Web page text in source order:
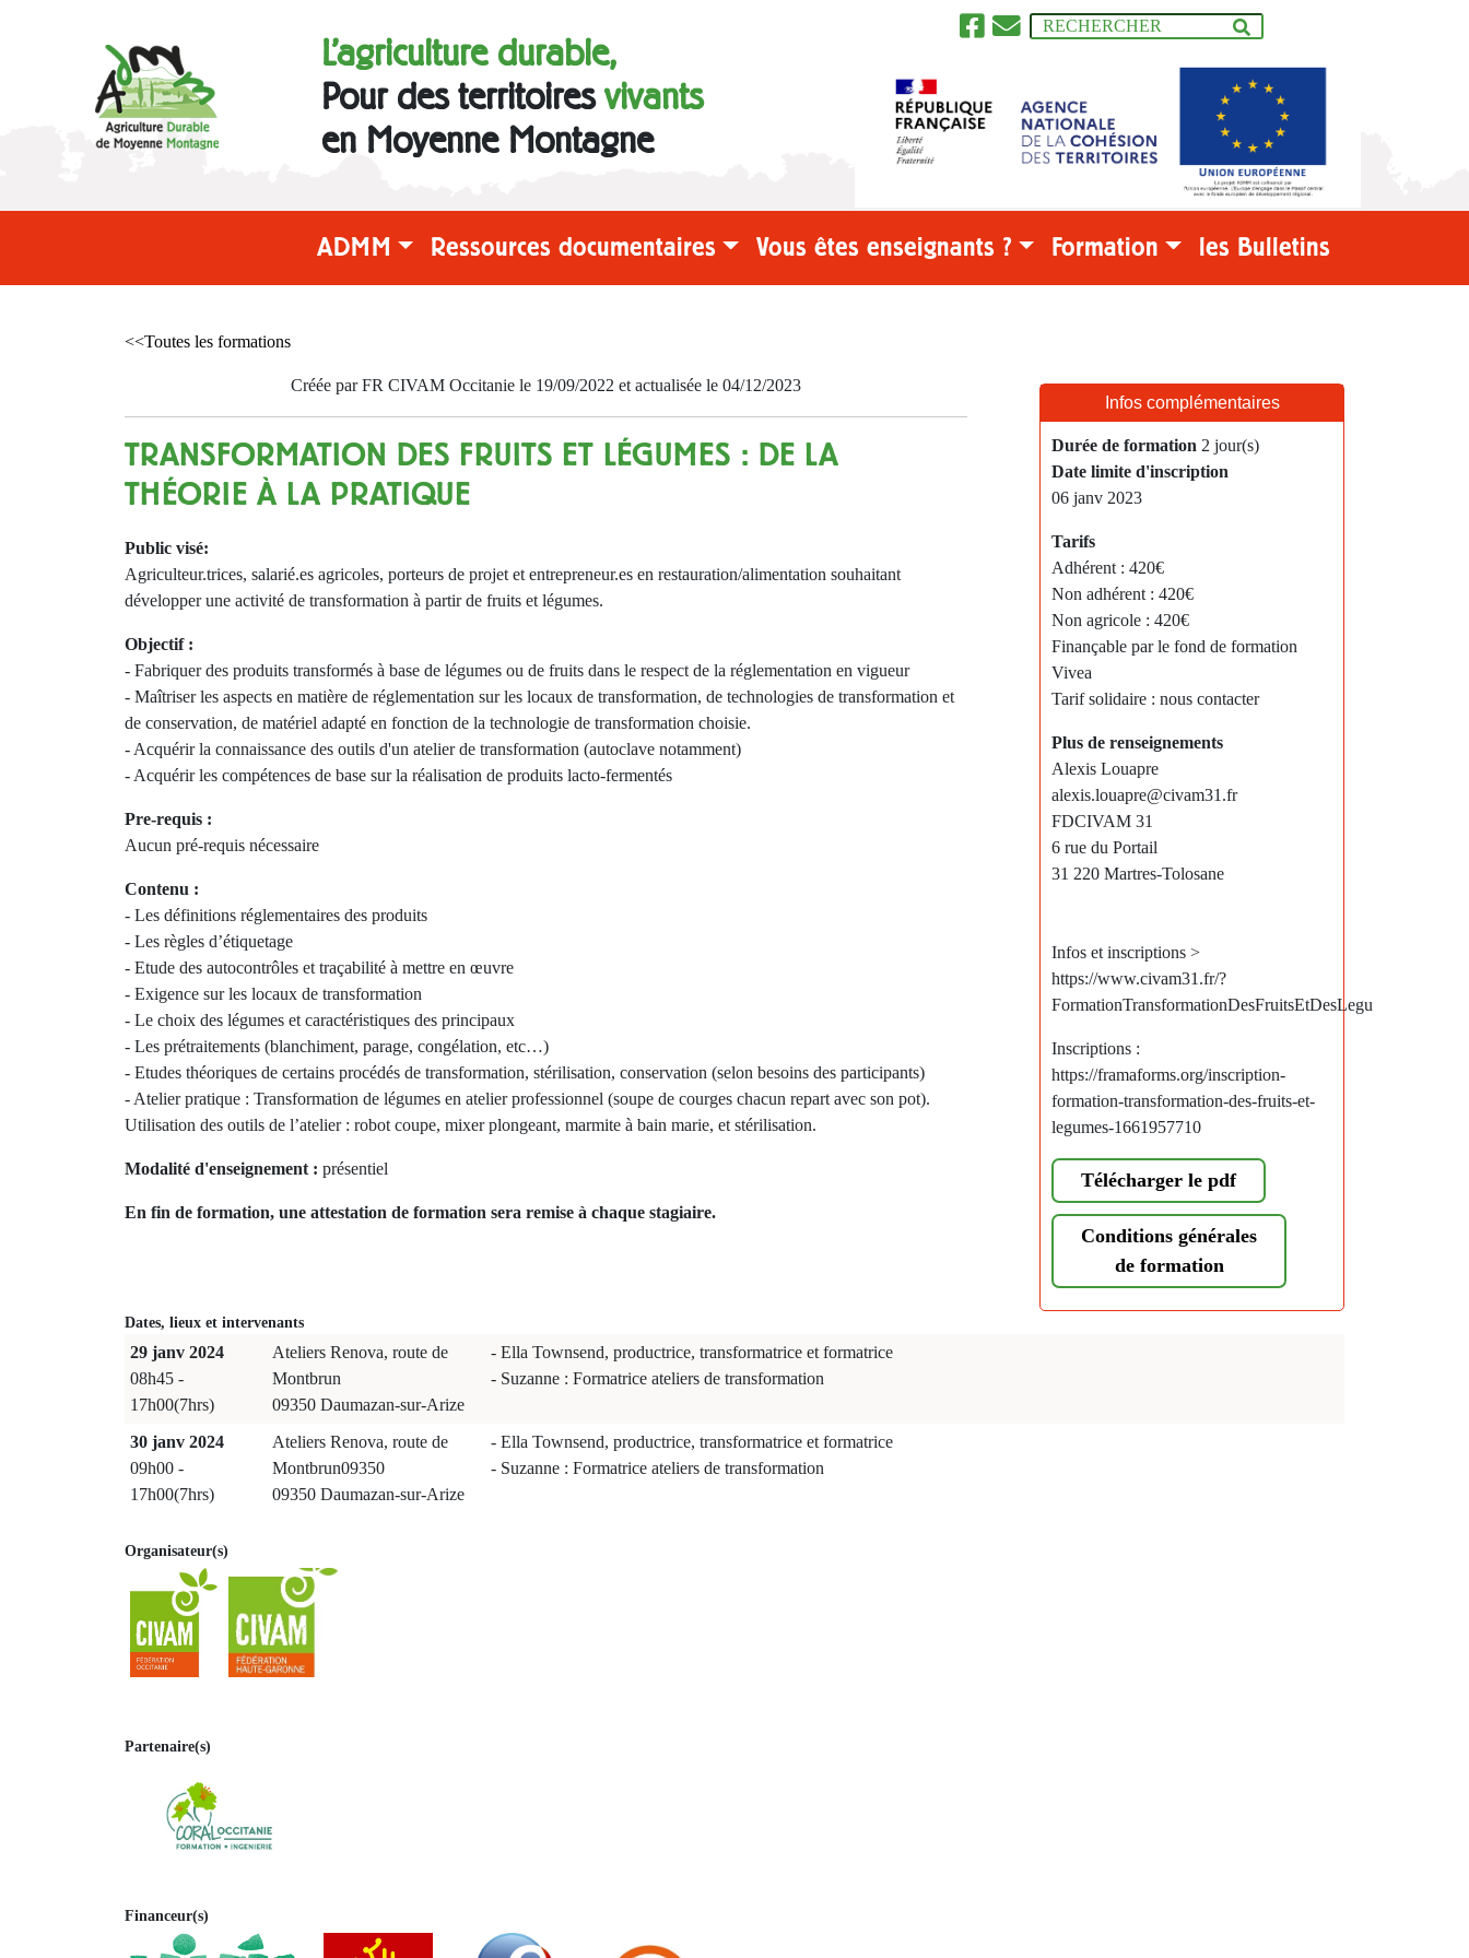
L'agriculture durable,
Pour des territoiresvivants
en Moyenne Montagne
ADMM Ressources documentaires Vous êtes enseignants ? Formation les Bulletins
<<Toutes les formations
Créée par FR CIVAM Occitanie le 19/09/2022 et actualisée le 04/12/2023
TRANSFORMATION DES FRUITS ET LÉGUMES : DE LA
THÉORIE À LA PRATIQUE
Public visé:
Agriculteur.trices, salarié.es agricoles, porteurs de projet et entrepreneur.es en restauration/alimentation souhaitant
développer une activité de transformation à partir de fruits et légumes.
Objectif :
- Fabriquer des produits transformés à base de légumes ou de fruits dans le respect de la réglementation en vigueur
- Maîtriser les aspects en matière de réglementation sur les locaux de transformation, de technologies de transformation et
de conservation, de matériel adapté en fonction de la technologie de transformation choisie.
- Acquérir la connaissance des outils d'un atelier de transformation (autoclave notamment)
- Acquérir les compétences de base sur la réalisation de produits lacto-fermentés
Pre-requis :
Aucun pré-requis nécessaire
Contenu :
- Les définitions réglementaires des produits
- Les règles d’étiquetage
- Etude des autocontrôles et traçabilité à mettre en œuvre
- Exigence sur les locaux de transformation
- Le choix des légumes et caractéristiques des principaux
- Les prétraitements (blanchiment, parage, congélation, etc…)
- Etudes théoriques de certains procédés de transformation, stérilisation, conservation (selon besoins des participants)
- Atelier pratique : Transformation de légumes en atelier professionnel (soupe de courges chacun repart avec son pot).
Utilisation des outils de l’atelier : robot coupe, mixer plongeant, marmite à bain marie, et stérilisation.
Modalité d'enseignement : présentiel
En fin de formation, une attestation de formation sera remise à chaque stagiaire.
Infos complémentaires
Durée de formation 2 jour(s)
Date limite d'inscription
06 janv 2023
Tarifs
Adhérent : 420€
Non adhérent : 420€
Non agricole : 420€
Finançable par le fond de formation
Vivea
Tarif solidaire : nous contacter
Plus de renseignements
Alexis Louapre
alexis.louapre@civam31.fr
FDCIVAM 31
6 rue du Portail
31 220 Martres-Tolosane
Infos et inscriptions >
https://www.civam31.fr/?
FormationTransformationDesFruitsEtDesLegu
Inscriptions :
https://framaforms.org/inscription-
formation-transformation-des-fruits-et-
legumes-1661957710
Télécharger le pdf
Conditions générales
de formation
Dates, lieux et intervenants
29 janv 2024
08h45 -
17h00(7hrs)
Ateliers Renova, route de
Montbrun
09350 Daumazan-sur-Arize
- Ella Townsend, productrice, transformatrice et formatrice
- Suzanne : Formatrice ateliers de transformation
30 janv 2024
09h00 -
17h00(7hrs)
Ateliers Renova, route de
Montbrun09350
09350 Daumazan-sur-Arize
- Ella Townsend, productrice, transformatrice et formatrice
- Suzanne : Formatrice ateliers de transformation
Organisateur(s)
Partenaire(s)
Financeur(s)